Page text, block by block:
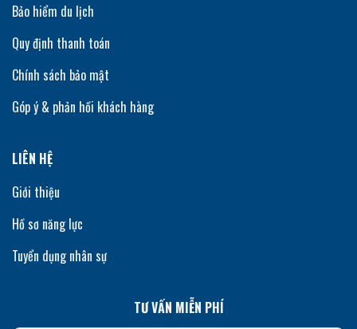
Bảo hiểm du lịch
Quy định thanh toán
Chính sách bảo mật
Góp ý & phản hồi khách hàng
LIÊN HỆ
Giới thiệu
Hồ sơ năng lực
Tuyển dụng nhân sự
TƯ VẤN MIỄN PHÍ